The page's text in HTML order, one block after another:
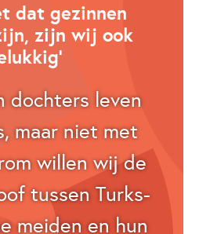
dat gezinnen
zijn wij ook
dochters leven
maar niet met
willen wij de
tussen Turks-
meiden en hun